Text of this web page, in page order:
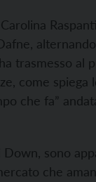
trasmesso al
come spiega
che fa”
sono
che